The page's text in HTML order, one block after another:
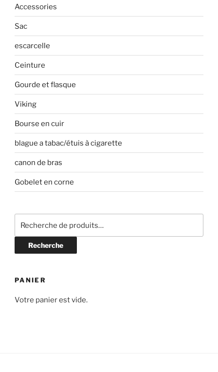
Accessories
Sac
escarcelle
Ceinture
Gourde et flasque
Viking
Bourse en cuir
blague a tabac/étuis à cigarette
canon de bras
Gobelet en corne
pour :
Recherche
PANIER
Votre panier est vide.